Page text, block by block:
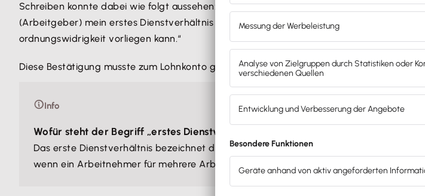
Schreiben konnte dabei wie folgt aussehen:
„Hiermit bestätige ich ……… (Arbeitnehmer),
(Arbeitgeber) mein erstes Dienstverhältnis (Haupt-Dienstverhältnis) ist. Mir ist
ordnungswidrigkeit vorliegen kann.“
Diese Bestätigung musste zum Lohnkonto genommen werden.
Info
Wofür steht der Begriff „erstes Dienstverhältnis“?
Das erste Dienstverhältnis bezeichnet das Hauptarbeitsverhältnis eines
wenn ein Arbeitnehmer für mehrere Arbeitgeber tätig ist.